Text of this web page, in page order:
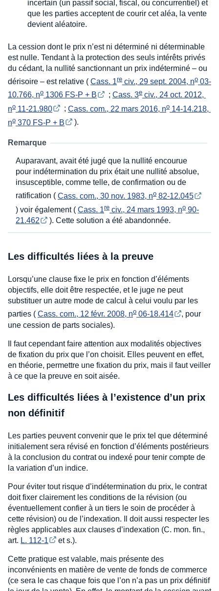
incertain (un passif social, fiscal, ou concurrentiel) et
que les parties acceptent de courir cet aléa, la vente
devient aléatoire.
La cession dont le prix n’est ni déterminé ni déterminable
est nulle. Tendant à la protection des seuls intérêts privés
du cédant, la nullité sanctionnant un prix indéterminé – ou
dérisoire – est relative ( Cass. 1re civ., 29 sept. 2004, no 03-
10.766, no 1306 FS-P + B ; Cass. 3e civ., 24 oct. 2012,
no 11-21.980 ; Cass. com., 22 mars 2016, no 14-14.218,
no 370 FS-P + B ).
Remarque
Auparavant, avait été jugé que la nullité encourue
pour indétermination du prix était une nullité absolue,
insusceptible, comme telle, de confirmation ou de
ratification ( Cass. com., 30 nov. 1983, no 82-12.045
) voir également ( Cass. 1re civ., 24 mars 1993, no 90-
21.462
). Cette solution a été abandonnée.
Les difficultés liées à la preuve
Lorsqu’une clause fixe le prix en fonction d’éléments
objectifs, elle doit être respectée, et le juge ne peut
substituer un autre mode de calcul à celui voulu par les
parties ( Cass. com., 12 févr. 2008, no 06-18.414
, pour
une cession de parts sociales).
Il faut cependant faire attention aux modalités objectives
de fixation du prix que l’on choisit. Elles peuvent en effet,
en théorie, permettre une fixation du prix, mais il faut veiller
à ce que la preuve en soit aisée.
Les difficultés liées à l’existence d’un prix
non définitif
Les parties peuvent convenir que le prix tel que déterminé
initialement sera révisé en fonction d’éléments postérieurs
à la conclusion du contrat ou indexé pour tenir compte de
la variation d’un indice.
Pour éviter tout risque d’indétermination du prix, le contrat
doit fixer clairement les conditions de la révision (ou
éventuellement confier à un tiers le soin de procéder à
cette révision) ou de l’indexation. Il doit aussi respecter les
règles applicables aux clauses d’indexation (C. mon. fin.,
art. L. 112-1 et s.).
Cette pratique est valable, mais présente des
inconvénients en matière de vente de fonds de commerce
(ce sera le cas chaque fois que l’on n’a pas un prix définitif